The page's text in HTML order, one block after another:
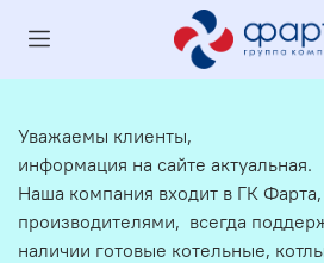
Уважаемы клиенты,
информация на сайте актуальная.
Наша компания входит в ГК
производителями, всегда
наличии готовые котельные,